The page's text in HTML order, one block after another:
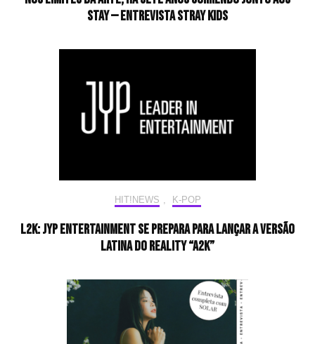
STAY — Entrevista Stray Kids
HIT!NEWS , K-POP
L2K: JYP Entertainment se prepara para lançar a versão
latina do reality “A2K”